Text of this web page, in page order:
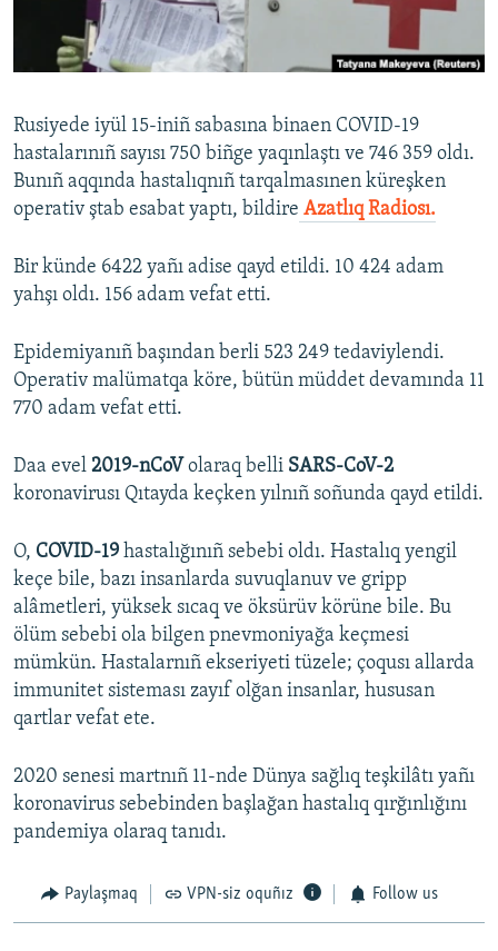
Русский
Українською
QOŞULIÑIZ!
Rusiyede iyül 15-iniñ sabasına binaen COVID-19
hastalarınıñ sayısı 750 biñge yaqınlaştı ve 746 359 oldı.
Bunıñ aqqında hastalıqnıñ tarqalmasınen küreşken
operativ ştab esabat yaptı, bildire Azatlıq Radiosı.
Bir künde 6422 yañı adise qayd etildi. 10 424 adam
yahşı oldı. 156 adam vefat etti.
Epidemiyanıñ başından berli 523 249 tedaviylendi.
Operativ malümatqa köre, bütün müddet devamında 11
770 adam vefat etti.
Daa evel 2019-nCoV olaraq belli SARS-CoV-2
koronavirusı Qıtayda keçken yılnıñ soñunda qayd etildi.
O, COVID-19 hastalığınıñ sebebi oldı. Hastalıq yengil
keçe bile, bazı insanlarda suvuqlanuv ve gripp
alâmetleri, yüksek sıcaq ve öksürüv körüne bile. Bu
ölüm sebebi ola bilgen pnevmoniyağa keçmesi
mümkün. Hastalarnıñ ekseriyeti tüzele; çoqusı allarda
immunitet sisteması zayıf olğan insanlar, hususan
qartlar vefat ete.
2020 senesi martnıñ 11-nde Dünya sağlıq teşkilâtı yañı
koronavirus sebebinden başlağan hastalıq qırğınlığını
pandemiya olaraq tanıdı.
Paylaşmaq VPN-siz oquñız Follow us